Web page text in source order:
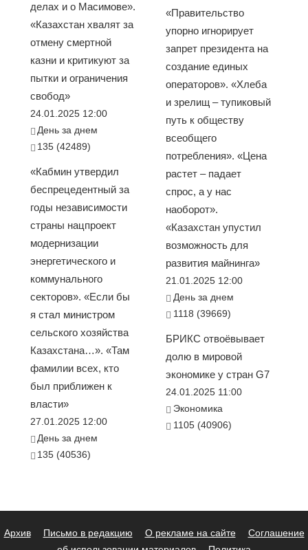
делах и о Масимове».
«Казахстан хвалят за
отмену смертной
казни и критикуют за
пытки и ограничения
свобод»
24.01.2025 12:00
День за днем
135 (42489)
«Кабмин утвердил
беспрецедентный за
годы независимости
страны нацпроект
модернизации
энергетического и
коммунального
секторов». «Если бы
я стал министром
сельского хозяйства
Казахстана…». «Там
фамилии всех, кто
был приближен к
власти»
27.01.2025 12:00
День за днем
135 (40536)
«Правительство
упорно игнорирует
запрет президента на
создание единых
операторов». «Хлеба
и зрелищ – тупиковый
путь к обществу
всеобщего
потребления». «Цена
растет – падает
спрос, а у нас
наоборот».
«Казахстан упустил
возможность для
развития майнинга»
21.01.2025 12:00
День за днем
1118 (39669)
БРИКС отвоёвывает
долю в мировой
экономике у стран G7
24.01.2025 11:00
Экономика
1105 (40906)
Архив Письмо в редакцию О рекламе на сайте
Соглашение